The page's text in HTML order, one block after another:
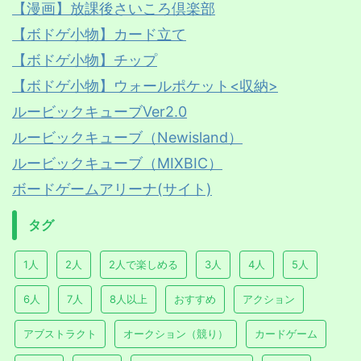
【漫画】放課後さいころ倶楽部
【ボドゲ小物】カード立て
【ボドゲ小物】チップ
【ボドゲ小物】ウォールポケット<収納>
ルービックキューブVer2.0
ルービックキューブ（Newisland）
ルービックキューブ（MIXBIC）
ボードゲームアリーナ(サイト)
タグ
1人 2人 2人で楽しめる 3人 4人 5人
6人 7人 8人以上 おすすめ アクション
アブストラクト オークション（競り） カードゲーム